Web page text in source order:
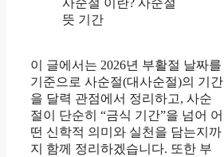
이 글에서는 2026년 부활절 날짜를
기준으로 사순절(대사순절)의 기간
을 달력 관점에서 정리하고, 사순
절이 단순히 “금식 기간”을 넘어 어
떤 신학적 의미와 실천을 담는지까
지 함께 정리하겠습니다. 또한 부